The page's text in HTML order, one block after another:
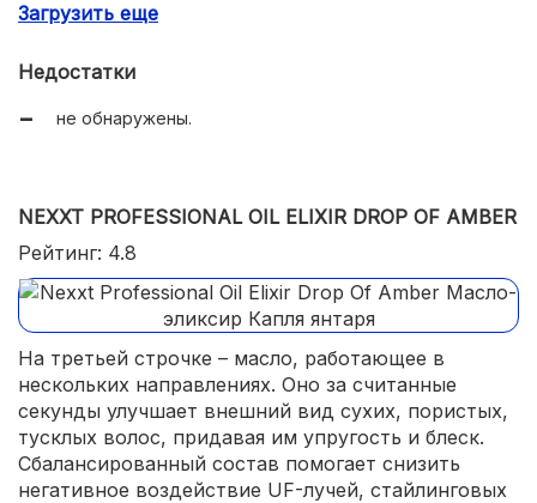
закрепление пигмента краски;
Загрузить еще
Недостатки
не обнаружены.
NEXXT PROFESSIONAL OIL ELIXIR DROP OF AMBER
Рейтинг: 4.8
На третьей строчке – масло, работающее в
нескольких направлениях. Оно за считанные
секунды улучшает внешний вид сухих, пористых,
тусклых волос, придавая им упругость и блеск.
Сбалансированный состав помогает снизить
негативное воздействие UF-лучей, стайлинговых